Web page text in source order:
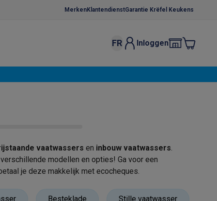
MerkenKlantendienstGarantie Krëfel Keukens
FR Inloggen
vaatwassers en inbouw vaatwassers.
modellen en opties! Ga voor een
je deze makkelijk met ecocheques.
Besteklade Stille vaatwasser